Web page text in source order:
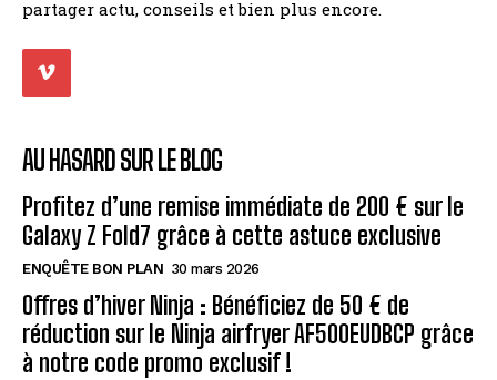
partager actu, conseils et bien plus encore.
AU HASARD SUR LE BLOG
Profitez d’une remise immédiate de 200 € sur le
Galaxy Z Fold7 grâce à cette astuce exclusive
ENQUÊTE BON PLAN 30 mars 2026
Offres d’hiver Ninja : Bénéficiez de 50 € de
réduction sur le Ninja airfryer AF500EUDBCP grâce
à notre code promo exclusif !